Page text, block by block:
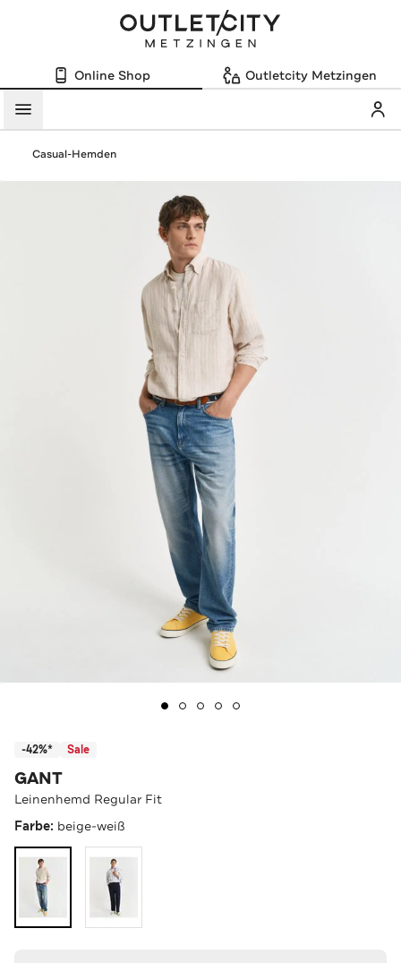
Online Shop Outletcity Metzingen
Menü
Casual-Hemden
-42%* Sale
GANT
Leinenhemd Regular Fit
Farbe: beige-weiß